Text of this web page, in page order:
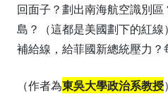
回面子？劃出南海航空識別
島？（這都是美國劃下的紅
補給線，給菲國新總統壓力？
（作者為東吳大學政治系教授）